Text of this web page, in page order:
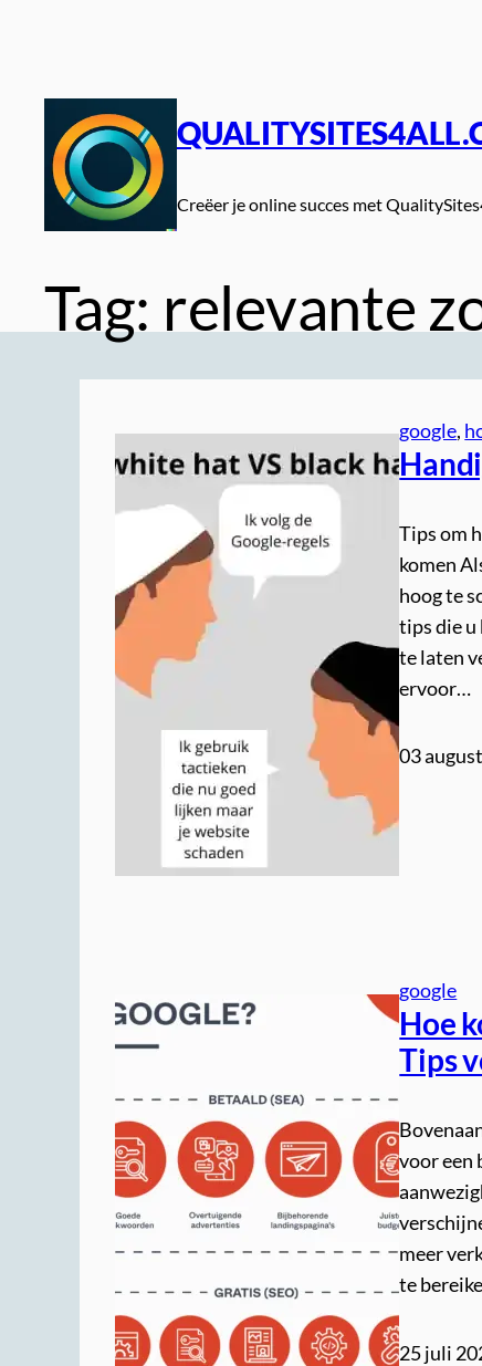
Creëer je online succes met
Tag: relevante
google,
Tips om
komen
hoog te
tips die u
te laten
ervoor…
03
google
Hoe
Tips
voor een
meer
te
25 juli